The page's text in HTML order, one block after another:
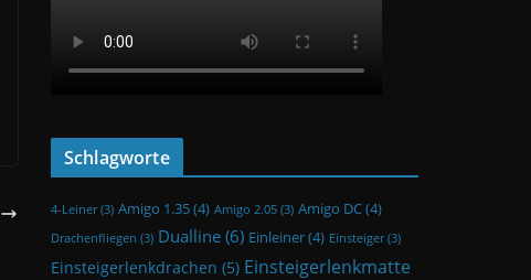
Schlagworte
4-Leiner(3) Amigo 1.35(4) Amigo 2.05 (3) Amigo DC(4)
Drachenfliegen (3) Dualline(6) Einleiner(4) Einsteiger(3)
Einsteigerlenkdrachen (5) Einsteigerlenkmatte